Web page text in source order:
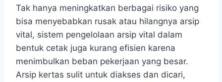
Tak hanya meningkatkan berbagai risiko yang
bisa menyebabkan rusak atau hilangnya arsip
vital, sistem pengelolaan arsip vital dalam
bentuk cetak juga kurang efisien karena
menimbulkan beban pekerjaan yang besar.
Arsip kertas sulit untuk diakses dan dicari,